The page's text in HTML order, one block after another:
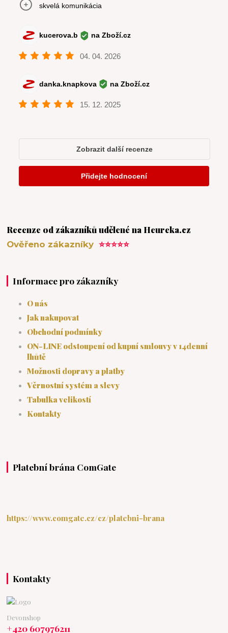
Recenze od zákazníků udělené na Heureka.cz
Ověřeno zákazníky⭐⭐⭐⭐⭐
Informace pro zákazníky
O nás
Jak nakupovat
Obchodní podmínky
ON-LINE odstoupení od kupní smlouvy v 14denní
lhůtě
Možnosti dopravy a platby
Věrnostní systém a slevy
Tabulka velikostí
Kontakty
Platební brána ComGate
https://www.comgate.cz/cz/platebni-brana
Kontakty
Devonshop
+420 607976211